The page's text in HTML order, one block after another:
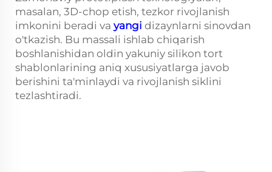
masalan, 3D-chop etish, tezkor rivojlanish
imkonini beradi va yangi dizaynlarni sinovdan
o'tkazish. Bu massali ishlab chiqarish
boshlanishidan oldin yakuniy silikon tort
shablonlarining aniq xususiyatlarga javob
berishini ta'minlaydi va rivojlanish siklini
tezlashtiradi.